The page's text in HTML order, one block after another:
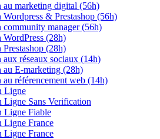
au marketing digital (56h)
Wordpress & Prestashop (56h)
community manager (56h)
WordPress (28h)
Prestashop (28h)
aux réseaux sociaux (14h)
au E-marketing (28h)
au référencement web (14h)
Ligne
Ligne Sans Verification
Ligne Fiable
Ligne France
Ligne France